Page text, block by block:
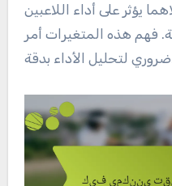
يؤثر على أداء اللاعبين
فهم هذه المتغيرات أمر